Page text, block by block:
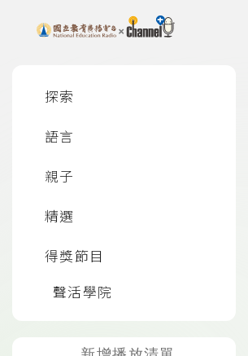
上方功能區塊
探索
語言
親子
精選
得獎節目
聲活學院